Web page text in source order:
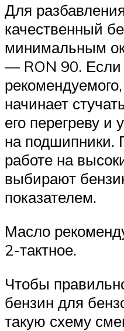
Для
качественный
минимальным
— RON 90.
начинает
его перегреву и
на подшипники.
работе на
выбирают
показателем.
Масло
2-тактное.
Чтобы
бензин для
такую схему